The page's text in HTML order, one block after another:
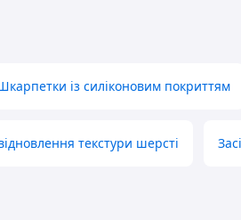
із силіконовим покриттям
текстури шерсті